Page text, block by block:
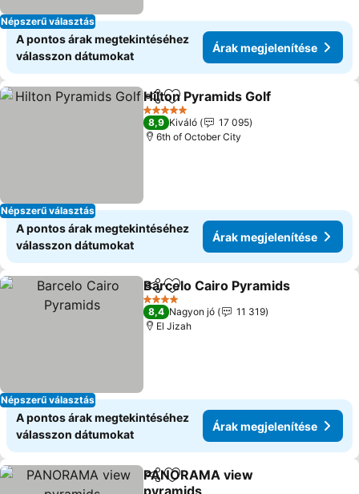
Népszerű választás
A pontos árak megtekintéséhez
válasszon dátumokat
Árak megjelenítése
Népszerű választás
Megosztás
Hozzáadás a kedvencekhez
Hilton Pyramids Golf
5 Kategória
8,9 Kiváló
17 095
6th of October City
A pontos árak megtekintéséhez
válasszon dátumokat
Árak megjelenítése
Népszerű választás
Megosztás
Hozzáadás a kedvencekhez
Barcelo Cairo Pyramids
4 Kategória
8,4 Nagyon jó
11 319
El Jizah
A pontos árak megtekintéséhez
válasszon dátumokat
Árak megjelenítése
Megosztás
Hozzáadás a kedvencekhez
PANORAMA view
pyramids